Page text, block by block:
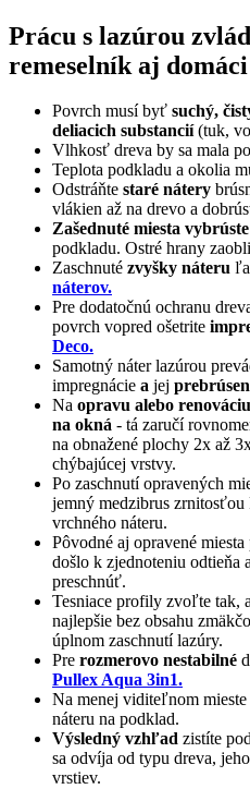
Prácu s lazúrou
remeselník aj
Povrch musí byť suchý,
deliacich substancií(tuk,
Vlhkosť dreva by sa mala
Teplota podkladu a okolia
Odstráňte staré nátery
vlákien až na drevo a
Zašednuté miesta vybrúste
podkladu. Ostré hrany
Zaschnuté zvyšky náteru
náterov.
Pre dodatočnú ochranu
povrch vopred ošetrite
Deco.
Samotný náter lazúrou
impregnácie a jej
Na opravu alebo
na okná - tá zaručí
na obnažené plochy 2x až
chýbajúcej vrstvy.
Po zaschnutí opravených
jemný medzibrus
vrchného náteru.
Pôvodné aj opravené
došlo k zjednoteniu odtieňa
preschnúť.
Tesniace profily zvoľte tak,
najlepšie bez obsahu
úplnom zaschnutí lazúry.
Pre rozmerovo nestabilné
Pullex Aqua 3in1.
Na menej viditeľnom
náteru na podklad.
Výsledný vzhľad zistíte
sa odvíja od typu dreva,
vrstiev.